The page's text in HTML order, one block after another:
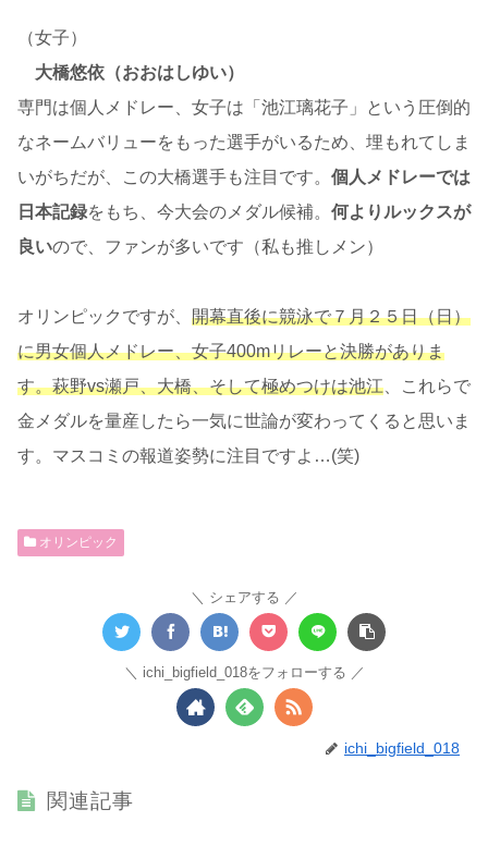
（女子）
大橋悠依（おおはしゆい）
専門は個人メドレー、女子は「池江璃花子」という圧倒的
なネームバリューをもった選手がいるため、埋もれてしま
いがちだが、この大橋選手も注目です。 個人メドレーでは
日本記録をもち、今大会のメダル候補。 何よりルックスが
良いので、ファンが多いです（私も推しメン）
オリンピックですが、 開幕直後に競泳で７月２５日（日）
に男女個人メドレー、女子400mリレーと決勝がありま
す。萩野vs瀬戸、大橋、そして極めつけは池江 、これらで
金メダルを量産したら一気に世論が変わってくると思いま
す。マスコミの報道姿勢に注目ですよ…(笑)
オリンピック
シェアする
ichi_bigfield_018をフォローする
ichi_bigfield_018
関連記事